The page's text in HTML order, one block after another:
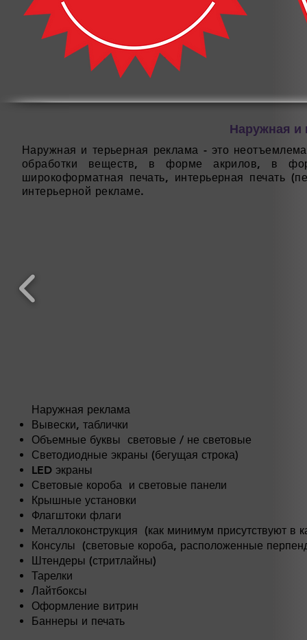
Наружная и
Наружная и терьерная реклама - это
обработки веществ, в форме акрилов, в
широкоформатная печать, интерьерная печать
интерьерной рекламе.
Наружная реклама
Вывески, таблички
Объемные буквы световые / не световые
Светодиодные экраны (бегущая строка)
LED экраны
Световые короба и световые панели
Крышные установки
Флагштоки флаги
Металлоконструкция (как минимум присутствуют в
Консулы (световые короба, расположенные
Штендеры (стритлайны)
Тарелки
Лайтбоксы
Оформление витрин
Баннеры и печать